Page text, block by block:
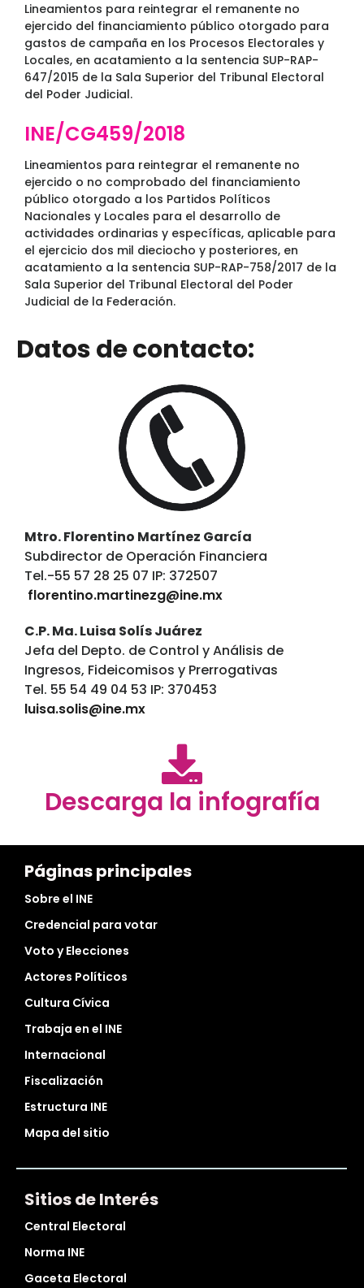
Lineamientos para reintegrar el remanente no
ejercido del financiamiento público otorgado para
gastos de campaña en los Procesos Electorales y
Locales, en acatamiento a la sentencia SUP-RAP-
647/2015 de la Sala Superior del Tribunal Electoral
del Poder Judicial.
INE/CG459/2018
Lineamientos para reintegrar el remanente no
ejercido o no comprobado del financiamiento
público otorgado a los Partidos Políticos
Nacionales y Locales para el desarrollo de
actividades ordinarias y específicas, aplicable para
el ejercicio dos mil dieciocho y posteriores, en
acatamiento a la sentencia SUP-RAP-758/2017 de la
Sala Superior del Tribunal Electoral del Poder
Judicial de la Federación.
Datos de contacto:
Mtro. Florentino Martínez García
Subdirector de Operación Financiera
Tel.-55 57 28 25 07 IP: 372507
florentino.martinezg@ine.mx
C.P. Ma. Luisa Solís Juárez
Jefa del Depto. de Control y Análisis de
Ingresos, Fideicomisos y Prerrogativas
Tel. 55 54 49 04 53 IP: 370453
luisa.solis@ine.mx
Descarga la infografía
Páginas principales
Sobre el INE
Credencial para votar
Voto y Elecciones
Actores Políticos
Cultura Cívica
Trabaja en el INE
Internacional
Fiscalización
Estructura INE
Mapa del sitio
Sitios de Interés
Central Electoral
Norma INE
Gaceta Electoral